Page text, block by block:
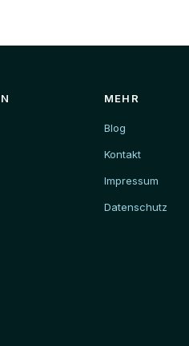
MEHR
Blog
Kontakt
Impressum
Datenschutz